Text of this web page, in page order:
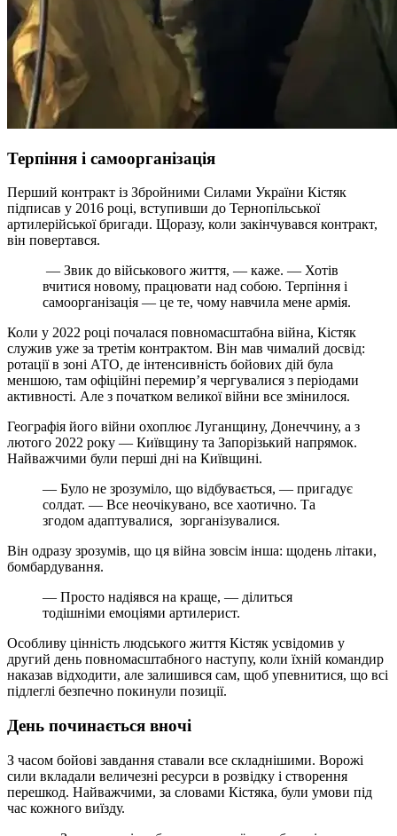
Терпіння і самоорганізація
Перший контракт із Збройними Силами України Кістяк
підписав у 2016 році, вступивши до Тернопільської
артилерійської бригади. Щоразу, коли закінчувався контракт,
він повертався.
— Звик до військового життя, — каже. — Хотів
вчитися новому, працювати над собою. Терпіння і
самоорганізація — це те, чому навчила мене армія.
Коли у 2022 році почалася повномасштабна війна, Кістяк
служив уже за третім контрактом. Він мав чималий досвід:
ротації в зоні АТО, де інтенсивність бойових дій була
меншою, там офіційні перемир’я чергувалися з періодами
активності. Але з початком великої війни все змінилося.
Географія його війни охоплює Луганщину, Донеччину, а з
лютого 2022 року — Київщину та Запорізький напрямок.
Найважчими були перші дні на Київщині.
— Було не зрозуміло, що відбувається, — пригадує
солдат. — Все неочікувано, все хаотично. Та
згодом адаптувалися, зорганізувалися.
Він одразу зрозумів, що ця війна зовсім інша: щодень літаки,
бомбардування.
— Просто надіявся на краще, — ділиться
тодішніми емоціями артилерист.
Особливу цінність людського життя Кістяк усвідомив у
другий день повномасштабного наступу, коли їхній командир
наказав відходити, але залишився сам, щоб упевнитися, що всі
підлеглі безпечно покинули позиції.
День починається вночі
З часом бойові завдання ставали все складнішими. Ворожі
сили вкладали величезні ресурси в розвідку і створення
перешкод. Найважчими, за словами Кістяка, були умови під
час кожного виїзду.